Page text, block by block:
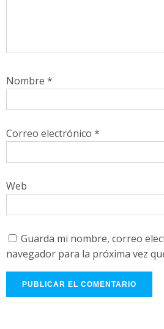
Nombre *
Correo electrónico *
Web
Guarda mi nombre, correo
navegador para la próxima vez